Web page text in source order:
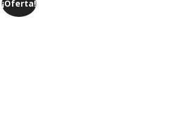
¡Oferta!